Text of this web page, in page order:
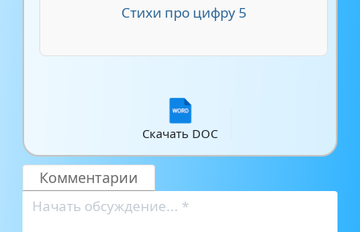
Стихи про цифру 5
Скачать DOC
Комментарии